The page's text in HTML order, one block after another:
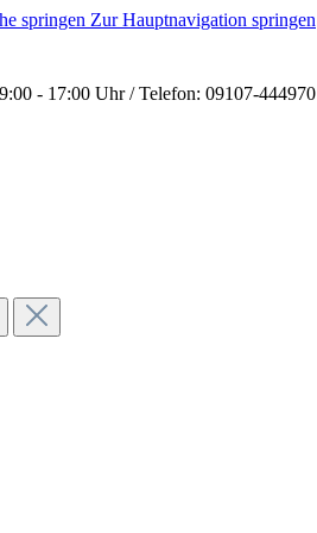
springen Zur Hauptnavigation springen
- 17:00 Uhr / Telefon: 09107-444970